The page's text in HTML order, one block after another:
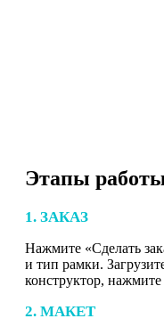
Этапы
1. ЗАКАЗ
Нажмите «Сделать
и тип рамки.
конструктор,
2. МАКЕТ